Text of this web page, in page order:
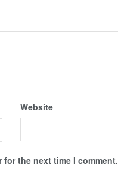
Website
the next time I comment.